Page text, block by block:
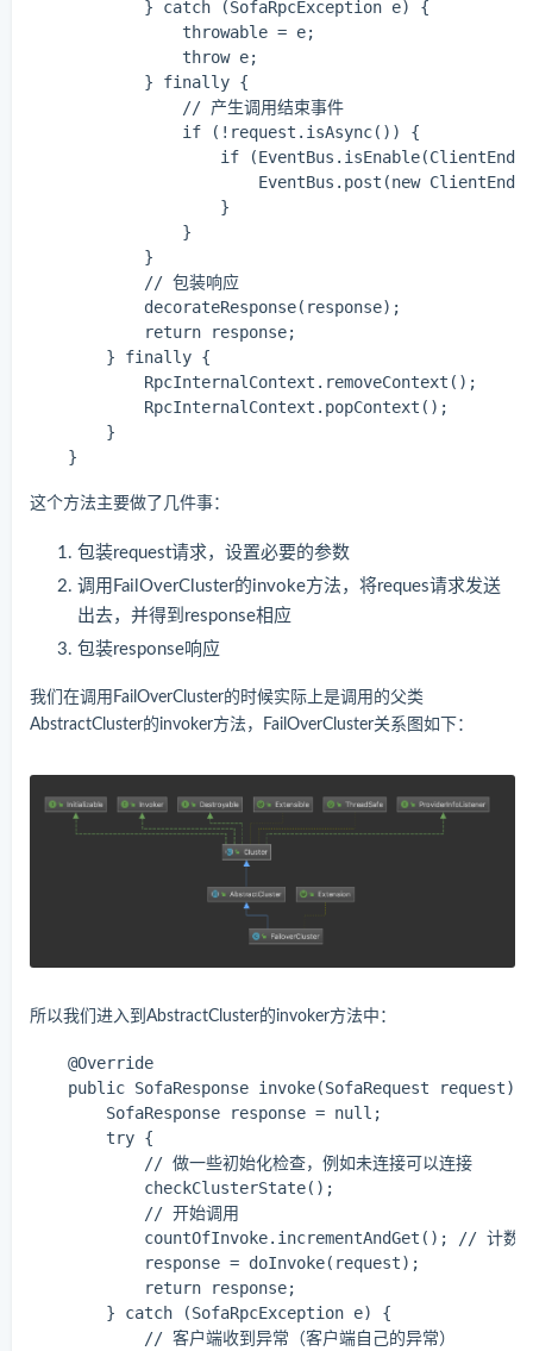
            } catch (SofaRpcException e) {
                throwable = e;
                throw e;
            } finally {
                // 产生调用结束事件
                if (!request.isAsync()) {
if
EventBus.post(new
                    }
                }
            }
            // 包装响应
            decorateResponse(response);
            return response;
        } finally {
            RpcInternalContext.removeContext();
            RpcInternalContext.popContext();
        }
这个方法主要做了几件事：
包装request请求，设置必要的参数
调用FailOverCluster的invoke方法，将reques请求发送
出去，并得到response相应
包装response响应
我们在调用FailOverCluster的时候实际上是调用的父类
AbstractCluster的invoker方法，FailOverCluster关系图如下：
所以我们进入到AbstractCluster的invoker方法中：
    @Override
public SofaResponse invoke(SofaRequest request)
        SofaResponse response = null;
        try {
            // 做一些初始化检查，例如未连接可以连接
            checkClusterState();
            // 开始调用
countOfInvoke.incrementAndGet();
            response = doInvoke(request);
            return response;
        } catch (SofaRpcException e) {
            // 客户端收到异常（客户端自己的异常）